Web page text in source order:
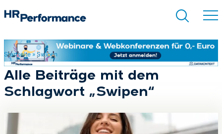
Suchen
Startseite» Swipen
Alle Beiträge mit dem
Schlagwort „Swipen“